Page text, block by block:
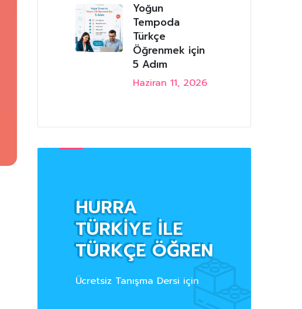
Yoğun
Tempoda
Türkçe
Öğrenmek için
5 Adım
Haziran 11, 2026
HURRA
TÜRKİYE İLE
TÜRKÇE ÖĞREN
Ücretsiz Tanışma Dersi için